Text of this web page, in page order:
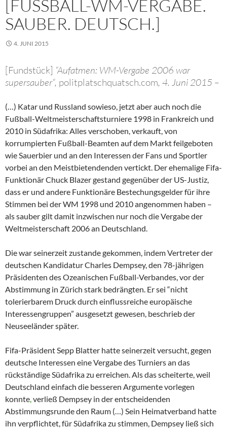
[FUSSBALL-WM-VERGABE. S
AUBER. DEUTSCH.]
4. JUNI 2015
[Fundstück] “Aufatmen: WM-Vergabe 2006 war
supersauber“, politplatschquatsch.com, 4. Juni 2015 –
(…) Katar und Russland sowieso, jetzt aber auch noch die
Fußball-Weltmeisterschaftsturniere 1998 in Frankreich und
2010 in Südafrika: Alles verschoben, verkauft, von
korrumpierten Fußball-Beamten auf dem Markt feilgeboten
wie Sauerbier und an den Interessen der Fans und Sportler
vorbei an den Meistbietendenden vertickt. Der ehemalige Fifa-
Funktionär Chuck Blazer gestand gegenüber der US-Justiz,
dass er und andere Funktionäre Bestechungsgelder für ihre
Stimmen bei der WM 1998 und 2010 angenommen haben –
als sauber gilt damit inzwischen nur noch die Vergabe der
Weltmeisterschaft 2006 an Deutschland.
Die war seinerzeit zustande gekommen, indem Vertreter der
deutschen Kandidatur Charles Dempsey, den 78-jährigen
Präsidenten des Ozeanischen Fußball-Verbandes, vor der
Abstimmung in Zürich stark bedrängten. Er sei “nicht
tolerierbarem Druck durch einflussreiche europäische
Interessengruppen” ausgesetzt gewesen, beschrieb der
Neuseeländer später.
Fifa-Präsident Sepp Blatter hatte seinerzeit versucht, gegen
deutsche Interessen eine Vergabe des Turniers an das
rückständige Südafrika zu erreichen. Als das scheiterte, weil
Deutschland einfach die besseren Argumente vorlegen
konnte,verließ Dempsey in der entscheidenden
Abstimmungsrunde den Raum (…) Sein Heimatverband hatte
ihn verpflichtet, für Südafrika zu stimmen, Dempsey ließ sich